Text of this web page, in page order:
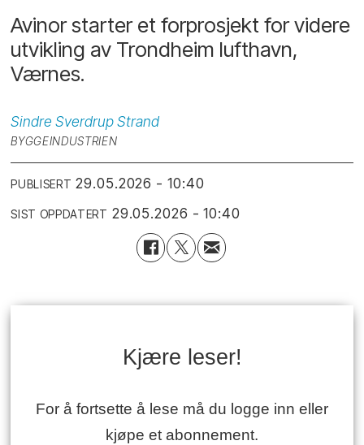
Avinor starter et forprosjekt for videre
utvikling av Trondheim lufthavn,
Værnes.
Sindre Sverdrup Strand
BYGGEINDUSTRIEN
PUBLISERT 29.05.2026 - 10:40
SIST OPPDATERT 29.05.2026 - 10:40
Kjære leser!
For å fortsette å lese må du logge inn eller
kjøpe et abonnement.